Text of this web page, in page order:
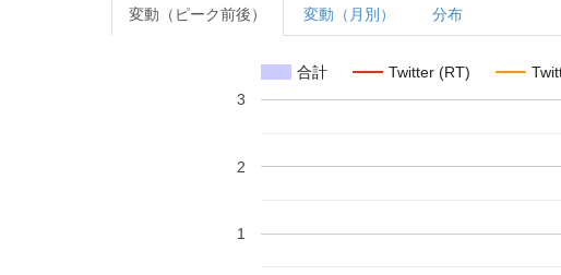
変動（ピーク前後） 変動（月別） 分布
合計 Twitter (RT)
1
2
3